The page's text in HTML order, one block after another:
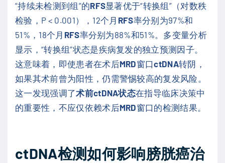
“持续未检测到组”的RFS显著优于“转换组”（对数秩
检验，P < 0.001），12个月 RFS率分别为97%和
51%，18个月 RFS率分别为88%和51%。多变量分析
显示，“转换组”状态是疾病复发的独立预测因子。
这意味着，即使患者在术后MRD窗口ctDNA转阴，
如果其术前曾为阳性，仍需警惕较高的复发风险。
这一发现强调了术前ctDNA状态在指导临床决策中
的重要性，不应仅依赖术后MRD窗口的检测结果。
ctDNA检测如何影响膀胱癌治